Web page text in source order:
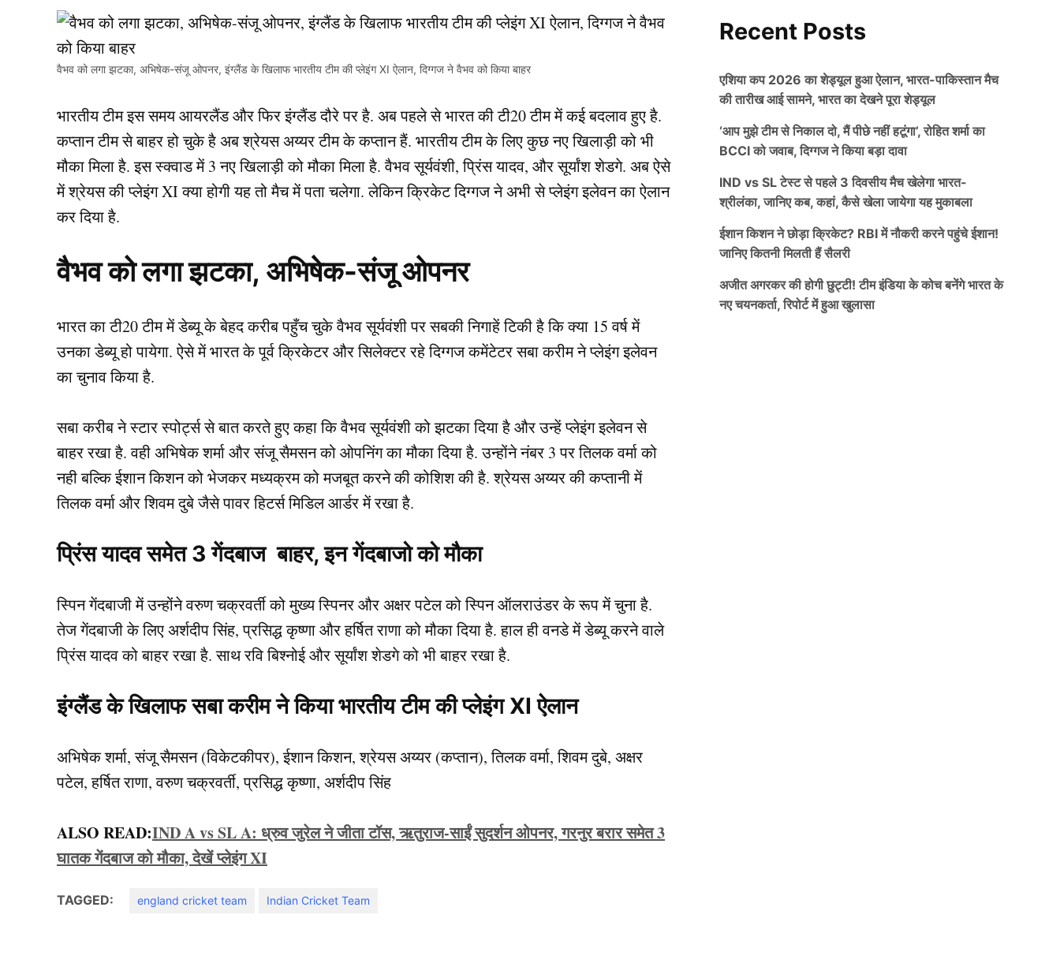
वैभव को लगा झटका, अभिषेक-संजू ओपनर, इंग्लैंड के खिलाफ भारतीय टीम की प्लेइंग XI ऐलान, दिग्गज ने वैभव को किया बाहर
भारतीय टीम इस समय आयरलैंड और फिर इंग्लैंड दौरे पर है. अब पहले से भारत की टी20 टीम में कई बदलाव हुए है.
कप्तान टीम से बाहर हो चुके है अब श्रेयस अय्यर टीम के कप्तान हैं. भारतीय टीम के लिए कुछ नए खिलाड़ी को भी
मौका मिला है. इस स्क्वाड में 3 नए खिलाड़ी को मौका मिला है. वैभव सूर्यवंशी, प्रिंस यादव, और सूर्यांश शेडगे. अब ऐसे
में श्रेयस की प्लेइंग XI क्या होगी यह तो मैच में पता चलेगा. लेकिन क्रिकेट दिग्गज ने अभी से प्लेइंग इलेवन का ऐलान
कर दिया है.
वैभव को लगा झटका, अभिषेक-संजू ओपनर
भारत का टी20 टीम में डेब्यू के बेहद करीब पहुँच चुके वैभव सूर्यवंशी पर सबकी निगाहें टिकी है कि क्या 15 वर्ष में
उनका डेब्यू हो पायेगा. ऐसे में भारत के पूर्व क्रिकेटर और सिलेक्टर रहे दिग्गज कमेंटेटर सबा करीम ने प्लेइंग इलेवन
का चुनाव किया है.
सबा करीब ने स्टार स्पोर्ट्स से बात करते हुए कहा कि वैभव सूर्यवंशी को झटका दिया है और उन्हें प्लेइंग इलेवन से
बाहर रखा है. वही अभिषेक शर्मा और संजू सैमसन को ओपनिंग का मौका दिया है. उन्होंने नंबर 3 पर तिलक वर्मा को
नही बल्कि ईशान किशन को भेजकर मध्यक्रम को मजबूत करने की कोशिश की है. श्रेयस अय्यर की कप्तानी में
तिलक वर्मा और शिवम दुबे जैसे पावर हिटर्स मिडिल आर्डर में रखा है.
प्रिंस यादव समेत 3 गेंदबाज बाहर, इन गेंदबाजो को मौका
स्पिन गेंदबाजी में उन्होंने वरुण चक्रवर्ती को मुख्य स्पिनर और अक्षर पटेल को स्पिन ऑलराउंडर के रूप में चुना है.
तेज गेंदबाजी के लिए अर्शदीप सिंह, प्रसिद्ध कृष्णा और हर्षित राणा को मौका दिया है. हाल ही वनडे में डेब्यू करने वाले
प्रिंस यादव को बाहर रखा है. साथ रवि बिश्नोई और सूर्यांश शेडगे को भी बाहर रखा है.
इंग्लैंड के खिलाफ सबा करीम ने किया भारतीय टीम की प्लेइंग XI ऐलान
अभिषेक शर्मा, संजू सैमसन (विकेटकीपर), ईशान किशन, श्रेयस अय्यर (कप्तान), तिलक वर्मा, शिवम दुबे, अक्षर
पटेल, हर्षित राणा, वरुण चक्रवर्ती, प्रसिद्ध कृष्णा, अर्शदीप सिंह
ALSO READ:IND A vs SL A: ध्रुव जुरेल ने जीता टॉस, ऋतुराज-साईं सुदर्शन ओपनर, गरनुर बरार समेत 3
घातक गेंदबाज को मौका, देखें प्लेइंग XI
TAGGED: england cricket team Indian Cricket Team
Recent Posts
एशिया कप 2026 का शेड्यूल हुआ ऐलान, भारत-पाकिस्तान मैच
की तारीख आई सामने, भारत का देखने पूरा शेड्यूल
‘आप मुझे टीम से निकाल दो, मैं पीछे नहीं हटूंगा’, रोहित शर्मा का
BCCI को जवाब, दिग्गज ने किया बड़ा दावा
IND vs SL टेस्ट से पहले 3 दिवसीय मैच खेलेगा भारत-
श्रीलंका, जानिए कब, कहां, कैसे खेला जायेगा यह मुकाबला
ईशान किशन ने छोड़ा क्रिकेट? RBI में नौकरी करने पहुंचे ईशान!
जानिए कितनी मिलती हैं सैलरी
अजीत अगरकर की होगी छुट्टी! टीम इंडिया के कोच बनेंगे भारत के
नए चयनकर्ता, रिपोर्ट में हुआ खुलासा